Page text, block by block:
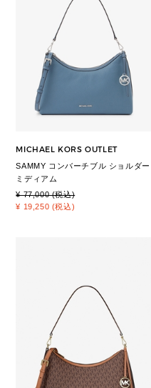
MICHAEL KORS OUTLET
SAMMY コンバーチブル ショルダー
ミディアム
¥ 77,000 (税込)
¥ 19,250 (税込)